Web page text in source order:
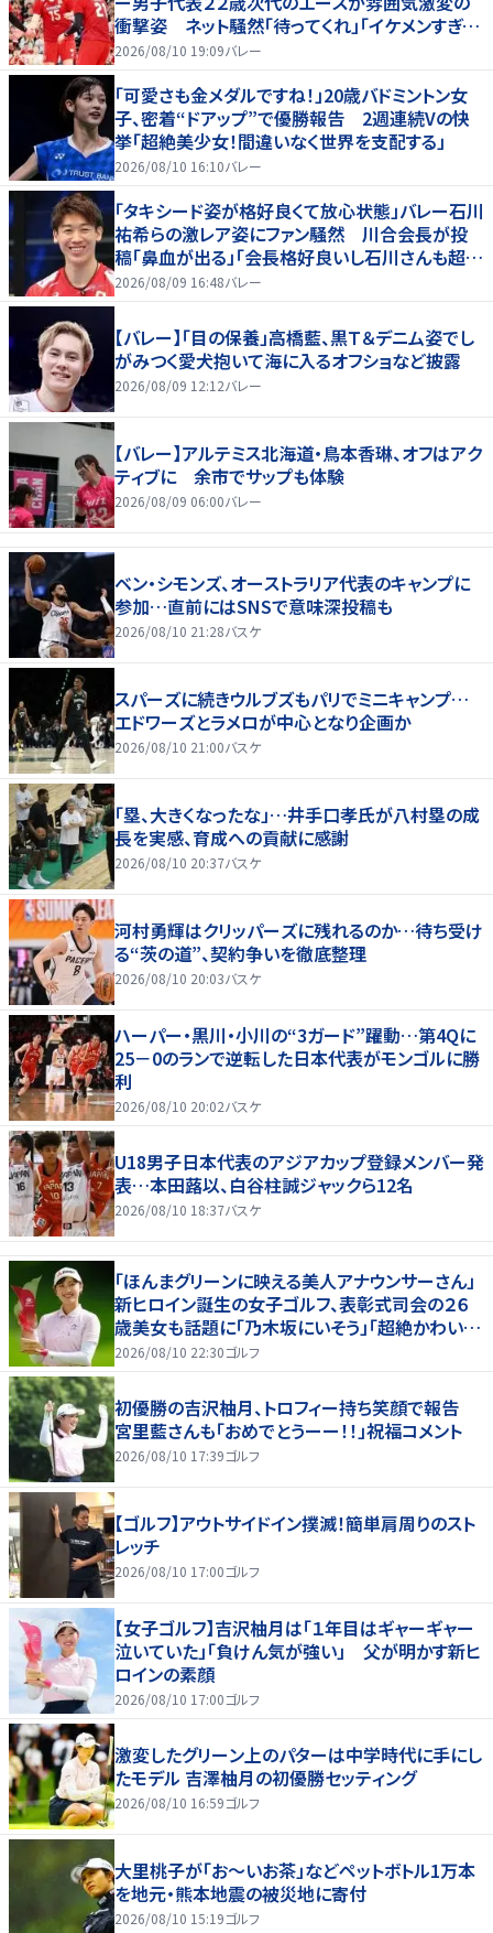
衝撃姿 ネット騒然「待ってくれ」「イケメンすぎる
から話はいってこない」
2026/08/10 19:09バレー
「可愛さも金メダルですね！」20歳バドミントン女
子、密着“ドアップ”で優勝報告 2週連続Vの快
挙「超絶美少女！間違いなく世界を支配する」
2026/08/10 16:10バレー
「タキシード姿が格好良くて放心状態」バレー石川
祐希らの激レア姿にファン騒然 川合会長が投
稿「鼻血が出る」「会長格好良いし石川さんも超格
好いい」
2026/08/09 16:48バレー
【バレー】「目の保養」高橋藍、黒Ｔ＆デニム姿でし
がみつく愛犬抱いて海に入るオフショなど披露
2026/08/09 12:12バレー
【バレー】アルテミス北海道・鳥本香琳、オフはアク
ティブに 余市でサップも体験
2026/08/09 06:00バレー
ベン・シモンズ、オーストラリア代表のキャンプに
参加…直前にはSNSで意味深投稿も
2026/08/10 21:28バスケ
スパーズに続きウルブズもパリでミニキャンプ…
エドワーズとラメロが中心となり企画か
2026/08/10 21:00バスケ
「塁、大きくなったな」…井手口孝氏が八村塁の成
長を実感、育成への貢献に感謝
2026/08/10 20:37バスケ
河村勇輝はクリッパーズに残れるのか…待ち受け
る“茨の道”、契約争いを徹底整理
2026/08/10 20:03バスケ
ハーパー・黒川・小川の“3ガード”躍動…第4Qに
25－0のランで逆転した日本代表がモンゴルに勝
利
2026/08/10 20:02バスケ
U18男子日本代表のアジアカップ登録メンバー発
表…本田蕗以、白谷柱誠ジャックら12名
2026/08/10 18:37バスケ
「ほんまグリーンに映える美人アナウンサーさん」
新ヒロイン誕生の女子ゴルフ、表彰式司会の２６
歳美女も話題に「乃木坂にいそう」「超絶かわい
い」「スーツもお似合いです」
2026/08/10 22:30ゴルフ
初優勝の吉沢柚月、トロフィー持ち笑顔で報告
宮里藍さんも「おめでとうーー！！」祝福コメント
2026/08/10 17:39ゴルフ
【ゴルフ】アウトサイドイン撲滅！簡単肩周りのスト
レッチ
2026/08/10 17:00ゴルフ
【女子ゴルフ】吉沢柚月は「１年目はギャーギャー
泣いていた」「負けん気が強い」 父が明かす新ヒ
ロインの素顔
2026/08/10 17:00ゴルフ
激変したグリーン上のパターは中学時代に手にし
たモデル 吉澤柚月の初優勝セッティング
2026/08/10 16:59ゴルフ
大里桃子が「お～いお茶」などペットボトル1万本
を地元・熊本地震の被災地に寄付
2026/08/10 15:19ゴルフ